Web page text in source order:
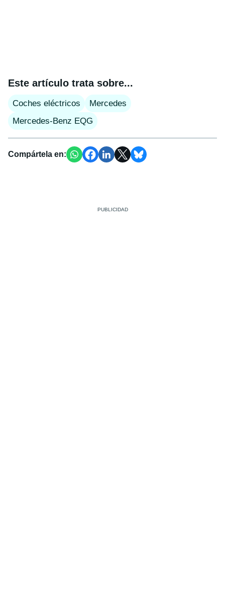
Este artículo trata sobre...
Coches eléctricos
Mercedes
Mercedes-Benz EQG
Compártela en: